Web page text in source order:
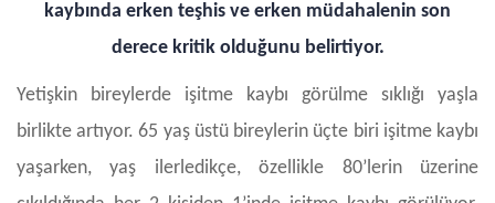
kaybında erken teşhis ve erken müdahalenin son
derece kritik olduğunu belirtiyor.
Yetişkin bireylerde işitme kaybı görülme sıklığı yaşla
birlikte artıyor. 65 yaş üstü bireylerin üçte biri işitme kaybı
yaşarken, yaş ilerledikçe, özellikle 80’lerin üzerine